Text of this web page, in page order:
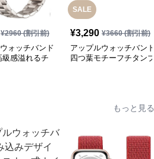
¥2960(割引前)
ォッチバンド
感溢れるチ
SALE
¥3,290 ¥3660(割引前)
アップルウォッチバンド
四つ葉モチーフチタンブ
もっと見る